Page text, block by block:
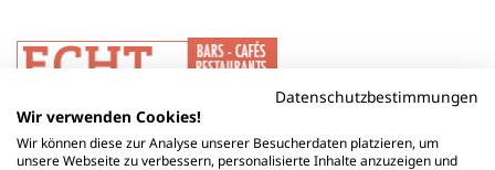
Datenschutzbestimmungen
Wir verwenden Cookies!
Wir können diese zur Analyse unserer Besucherdaten platzieren, um
unsere Webseite zu verbessern, personalisierte Inhalte anzuzeigen und